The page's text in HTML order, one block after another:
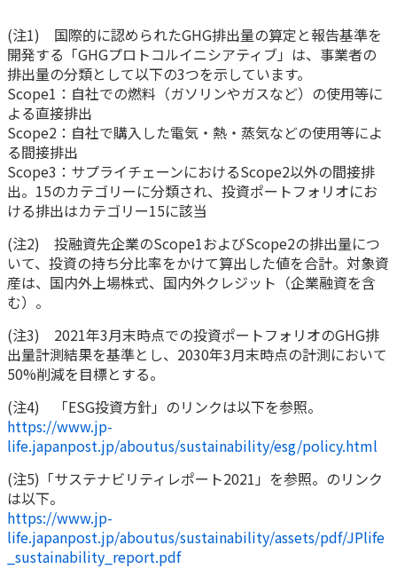
かんぽジャンクション
(注1) 国際的に認められたGHG排出量の算定と報告基準を
開発する「GHGプロトコルイニシアティブ」は、事業者の
排出量の分類として以下の3つを示しています。
Scope1：自社での燃料（ガソリンやガスなど）の使用等に
よる直接排出
Scope2：自社で購入した電気・熱・蒸気などの使用等によ
る間接排出
Scope3：サプライチェーンにおけるScope2以外の間接排
出。15のカテゴリーに分類され、投資ポートフォリオにお
ける排出はカテゴリー15に該当
(注2) 投融資先企業のScope1およびScope2の排出量につ
いて、投資の持ち分比率をかけて算出した値を合計。対象資
産は、国内外上場株式、国内外クレジット（企業融資を含
む）。
(注3) 2021年3月末時点での投資ポートフォリオのGHG排
出量計測結果を基準とし、2030年3月末時点の計測において
50%削減を目標とする。
(注4) 「ESG投資方針」のリンクは以下を参照。
https://www.jp-
life.japanpost.jp/aboutus/sustainability/esg/policy.html
(注5)「サステナビリティレポート2021」を参照。のリンク
は以下。
https://www.jp-
life.japanpost.jp/aboutus/sustainability/assets/pdf/JPlife
_sustainability_report.pdf